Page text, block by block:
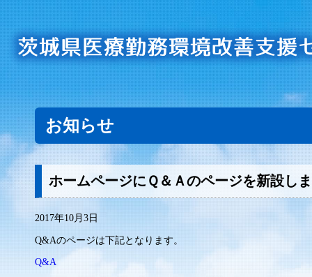
お知らせ
ホームページにＱ＆Ａのページを新設し
2017年10月3日
Q&Aのページは下記となります。
Q&A